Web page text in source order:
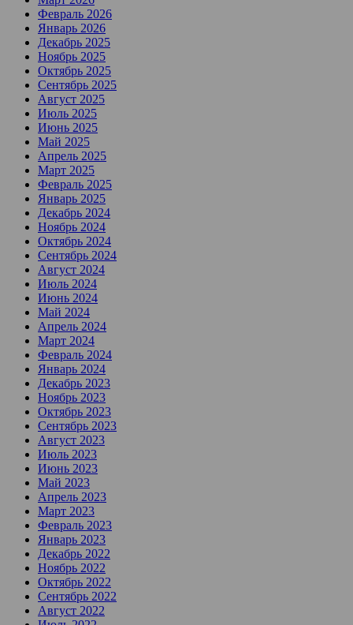
Февраль 2026
Январь 2026
Декабрь 2025
Ноябрь 2025
Октябрь 2025
Сентябрь 2025
Август 2025
Июль 2025
Июнь 2025
Май 2025
Апрель 2025
Март 2025
Февраль 2025
Январь 2025
Декабрь 2024
Ноябрь 2024
Октябрь 2024
Сентябрь 2024
Август 2024
Июль 2024
Июнь 2024
Май 2024
Апрель 2024
Март 2024
Февраль 2024
Январь 2024
Декабрь 2023
Ноябрь 2023
Октябрь 2023
Сентябрь 2023
Август 2023
Июль 2023
Июнь 2023
Май 2023
Апрель 2023
Март 2023
Февраль 2023
Январь 2023
Декабрь 2022
Ноябрь 2022
Октябрь 2022
Сентябрь 2022
Август 2022